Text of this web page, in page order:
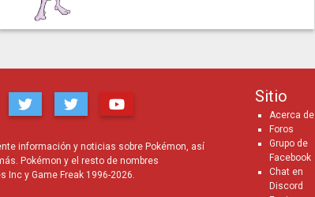
información y noticias sobre Pokémon, así
Pokémon y el resto de nombres
Inc y Game Freak 1996-2026.
Sitio
Acerca de
Foros
Grupo de
Facebook
Chat en
Discord